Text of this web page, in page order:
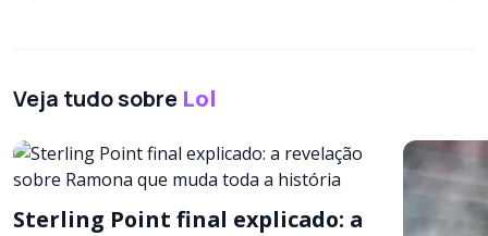
Veja tudo sobre Lol
Sterling Point final explicado: a